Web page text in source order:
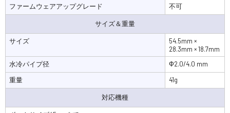
ファームウェアアップグレード 不可
サイズ＆重量
サイズ
54.5mm ×
28.3mm × 18.7mm
水冷パイプ径
Ф2.0/4.0 mm
重量
41g
対応機種